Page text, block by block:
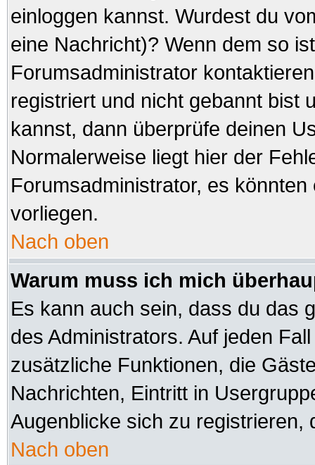
einloggen kannst. Wurdest du
eine Nachricht)? Wenn dem so
Forumsadministrator
registriert und nicht gebannt bist
kannst, dann überprüfe deinen
Normalerweise liegt hier der
Forumsadministrator, es
vorliegen.
Nach oben
Warum muss ich mich
Es kann auch sein, dass du das
des Administrators. Auf jeden
zusätzliche Funktionen, die
Nachrichten, Eintritt in
Augenblicke sich zu registrieren,
Nach oben